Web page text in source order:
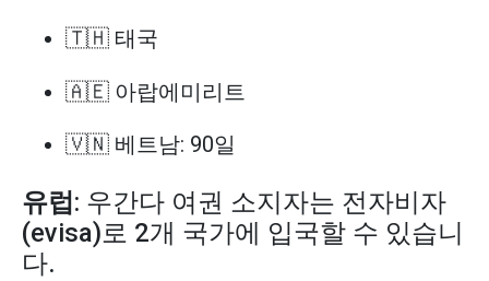
🇹🇭 태국
🇦🇪 아랍에미리트
🇻🇳 베트남: 90일
유럽 : 우간다 여권 소지자는 전자비자
(evisa)로 2개 국가에 입국할 수 있습니
다.